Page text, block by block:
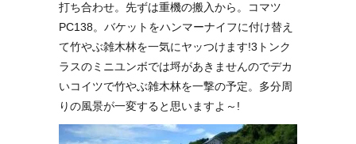
打ち合わせ。先ずは重機の搬入から。コマツ
PC138。バケットをハンマーナイフに付け替え
て竹やぶ雑木林を一気にヤッつけます!3トンク
ラスのミニユンボでは埒があきませんのでデカ
いコイツで竹やぶ雑木林を一撃の予定。多分周
りの風景が一変すると思いますよ～!